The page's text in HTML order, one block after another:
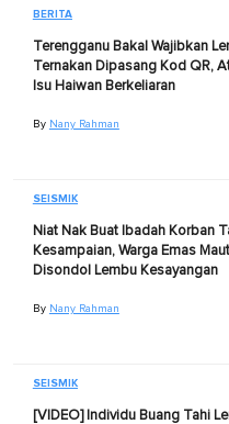
BERITA
Terengganu Bakal Wajibkan
Ternakan Dipasang Kod QR,
Isu Haiwan Berkeliaran
By Nany Rahman
SEISMIK
Niat Nak Buat Ibadah Korban
Kesampaian, Warga Emas Maut
Disondol Lembu Kesayangan
By Nany Rahman
SEISMIK
[VIDEO] Individu Buang Tahi